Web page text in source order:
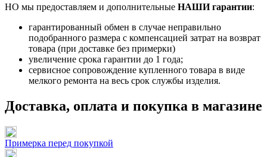
НО мы предоставляем и дополнительные НАШИ гарантии:
гарантированный обмен в случае неправильно
подобранного размера с компенсацией затрат на возврат
товара (при доставке без примерки)
увеличение срока гарантии до 1 года;
сервисное сопровождение купленного товара в виде
мелкого ремонта на весь срок службы изделия.
Доставка, оплата и покупка в магазине
Примерка перед покупкой